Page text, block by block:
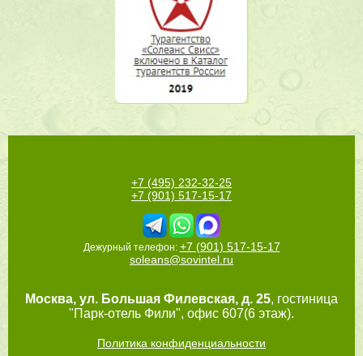
+7 (495) 232-32-25
+7 (901) 517-15-17
Дежурный телефон: +7 (901) 517-15-17
soleans@sovintel.ru
Москва, ул. Большая Филевская, д. 25, гостиница
"Парк-отель Фили", офис 607(6 этаж).
Политика конфиденциальности